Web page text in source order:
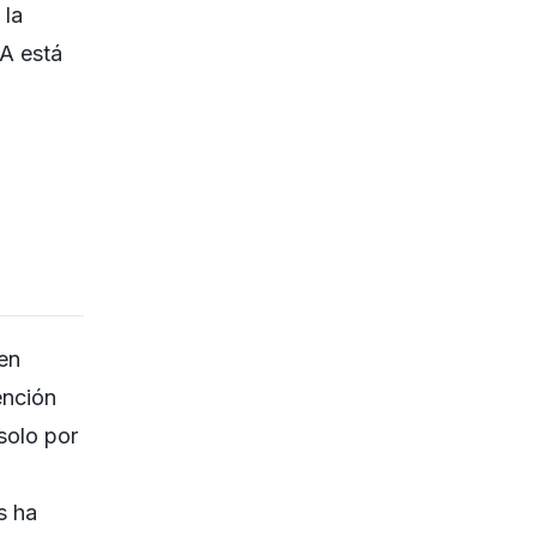
está
por
ha